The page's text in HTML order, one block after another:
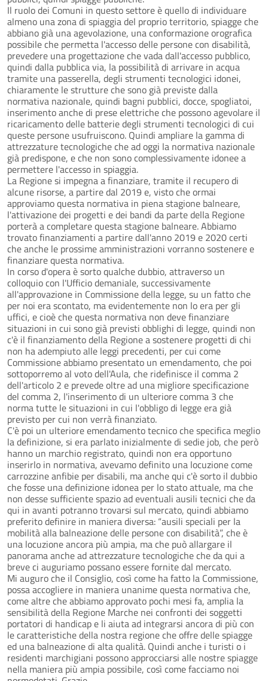
Il ruolo dei Comuni in questo settore è quello di individuare
almeno una zona di spiaggia del proprio territorio, spiagge che
abbiano già una agevolazione, una conformazione orografica
possibile che permetta l'accesso delle persone con disabilità,
prevedere una progettazione che vada dall'accesso pubblico,
quindi dalla pubblica via, la possibilità di arrivare in acqua
tramite una passerella, degli strumenti tecnologici idonei,
chiaramente le strutture che sono già previste dalla
normativa nazionale, quindi bagni pubblici, docce, spogliatoi,
inserimento anche di prese elettriche che possono agevolare il
ricaricamento delle batterie degli strumenti tecnologici di cui
queste persone usufruiscono. Quindi ampliare la gamma di
attrezzature tecnologiche che ad oggi la normativa nazionale
già predispone, e che non sono complessivamente idonee a
permettere l'accesso in spiaggia.
La Regione si impegna a finanziare, tramite il recupero di
alcune risorse, a partire dal 2019 e, visto che ormai
approviamo questa normativa in piena stagione balneare,
l'attivazione dei progetti e dei bandi da parte della Regione
porterà a completare questa stagione balneare. Abbiamo
trovato finanziamenti a partire dall'anno 2019 e 2020 certi
che anche le prossime amministrazioni vorranno sostenere e
finanziare questa normativa.
In corso d'opera è sorto qualche dubbio, attraverso un
colloquio con l'Ufficio demaniale, successivamente
all'approvazione in Commissione della legge, su un fatto che
per noi era scontato, ma evidentemente non lo era per gli
uffici, e cioè che questa normativa non deve finanziare
situazioni in cui sono già previsti obblighi di legge, quindi non
c'è il finanziamento della Regione a sostenere progetti di chi
non ha adempiuto alle leggi precedenti, per cui come
Commissione abbiamo presentato un emendamento, che poi
sottoporremo al voto dell'Aula, che ridefinisce il comma 2
dell'articolo 2 e prevede oltre ad una migliore specificazione
del comma 2, l'inserimento di un ulteriore comma 3 che
norma tutte le situazioni in cui l'obbligo di legge era già
previsto per cui non verrà finanziato.
C'è poi un ulteriore emendamento tecnico che specifica meglio
la definizione, si era parlato inizialmente di sedie job, che però
hanno un marchio registrato, quindi non era opportuno
inserirlo in normativa, avevamo definito una locuzione come
carrozzine anfibie per disabili, ma anche qui c'è sorto il dubbio
che fosse una definizione idonea per lo stato attuale, ma che
non desse sufficiente spazio ad eventuali ausili tecnici che da
qui in avanti potranno trovarsi sul mercato, quindi abbiamo
preferito definire in maniera diversa: “ausili speciali per la
mobilità alla balneazione delle persone con disabilità”, che è
una locuzione ancora più ampia, ma che può allargare il
panorama anche ad attrezzature tecnologiche che da qui a
breve ci auguriamo possano essere fornite dal mercato.
Mi auguro che il Consiglio, così come ha fatto la Commissione,
possa accogliere in maniera unanime questa normativa che,
come altre che abbiamo approvato pochi mesi fa, amplia la
sensibilità della Regione Marche nei confronti dei soggetti
portatori di handicap e li aiuta ad integrarsi ancora di più con
le caratteristiche della nostra regione che offre delle spiagge
ed una balneazione di alta qualità. Quindi anche i turisti o i
residenti marchigiani possono approcciarsi alle nostre spiagge
nella maniera più ampia possibile, così come facciamo noi